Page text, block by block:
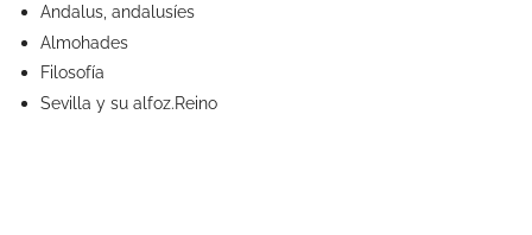
Andalus, andalusíes
Almohades
Filosofía
Sevilla y su alfoz.Reino